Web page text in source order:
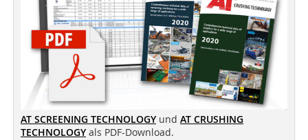
AT SCREENING TECHNOLOGY und AT CRUSHING
TECHNOLOGY als PDF-Download.